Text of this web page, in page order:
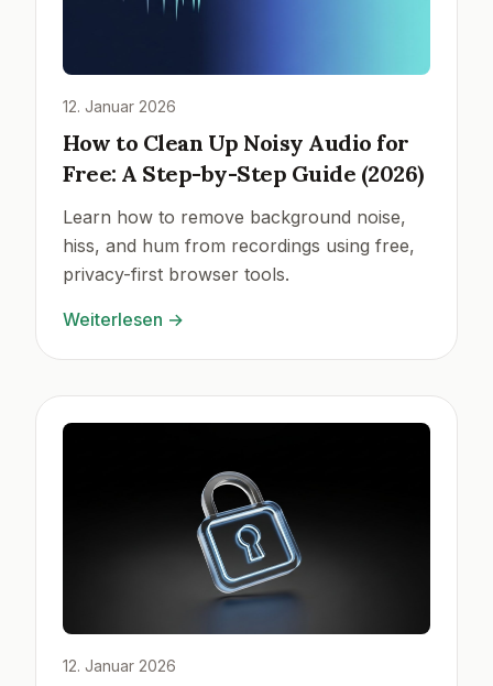
12. Januar 2026
How to Clean Up Noisy Audio for
Free: A Step-by-Step Guide (2026)
Learn how to remove background noise,
hiss, and hum from recordings using free,
privacy-first browser tools.
Weiterlesen →
12. Januar 2026